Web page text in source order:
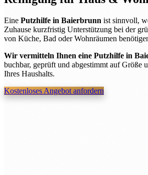
Eine Putzhilfe in Baierbrunn ist sinnvoll,
Zuhause kurzfristig Unterstützung bei der
von Küche, Bad oder Wohnräumen
Wir vermitteln Ihnen eine Putzhilfe in
buchbar, geprüft und abgestimmt auf Größe
Ihres Haushalts.
Kostenloses Angebot anfordern